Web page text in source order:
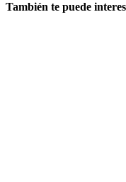
También te puede